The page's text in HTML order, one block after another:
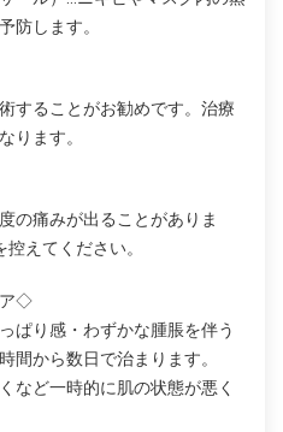
防します。
することがお勧めです。治療
ります。
の痛みが出ることがありま
えてください。
ア◇
ぱり感・わずかな腫脹を伴う
間から数日で治まります。
など一時的に肌の状態が悪く